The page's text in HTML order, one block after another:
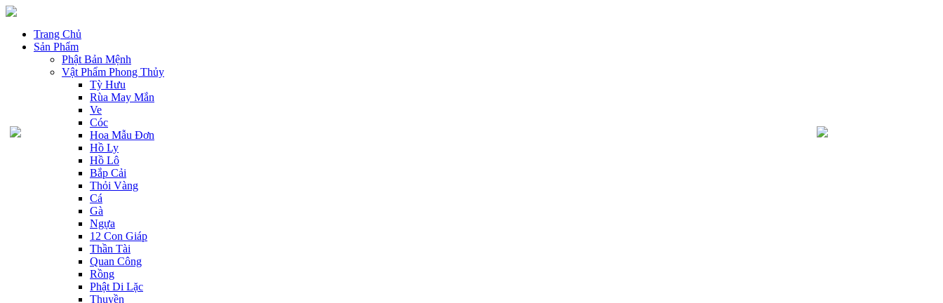
Trang Chủ
Sản Phẩm
Phật Bản Mệnh
Vật Phẩm Phong Thủy
Tỳ Hưu
Rùa May Mắn
Ve
Cóc
Hoa Mẫu Đơn
Hồ Ly
Hồ Lô
Bắp Cải
Thỏi Vàng
Cá
Gà
Ngựa
12 Con Giáp
Thần Tài
Quan Công
Rồng
Phật Di Lặc
Thuyền